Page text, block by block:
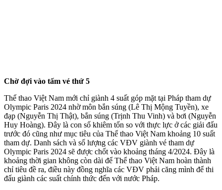
Chờ đợi vào tấm vé thứ 5
Thể thao Việt Nam mới chỉ giành 4 suất góp mặt tại Pháp tham dự
Olympic Paris 2024 nhờ môn bắn súng (Lê Thị Mộng Tuyền), xe
đạp (Nguyễn Thị Thật), bắn súng (Trịnh Thu Vinh) và bơi (Nguyễn
Huy Hoàng). Đây là con số khiêm tốn so với thực lực ở các giải đấu
trước đó cũng như mục tiêu của Thể thao Việt Nam khoảng 10 suất
tham dự. Danh sách và số lượng các VĐV giành vé tham dự
Olympic Paris 2024 sẽ được chốt vào khoảng tháng 4/2024. Đây là
khoảng thời gian không còn dài để Thể thao Việt Nam hoàn thành
chỉ tiêu đề ra, điều này đồng nghĩa các VĐV phải căng mình để thi
đấu giành các suất chính thức đến với nước Pháp.